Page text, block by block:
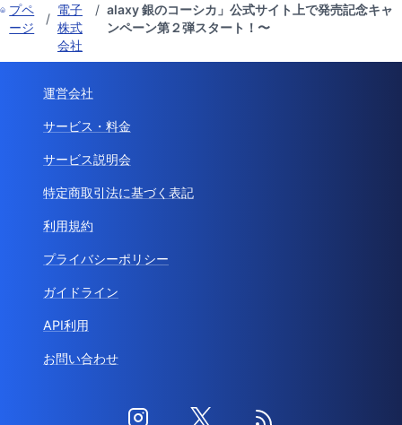
プペ
ージ
/
電子
株式
会社
/ alaxy 銀のコーシカ」公式サイト上で発売記念キャ
ンペーン第２弾スタート！〜
運営会社
サービス・料金
サービス説明会
特定商取引法に基づく表記
利用規約
プライバシーポリシー
ガイドライン
API利用
お問い合わせ